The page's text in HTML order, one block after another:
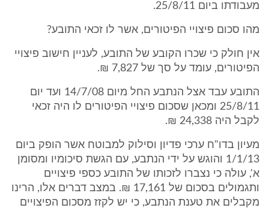
מעבודתו ביום 25/8/11.
מהו סכום פיצויי הפיטורים, אשר לו זכאי התובע?
אין חולק כי שכרו הקובע של התובע, לעניין חישוב פיצויי
הפיטורים, עומד על סך של 7,827 ₪.
התובע עבד אצל הנתבע החל מיום 14/7/08 ועד יום
25/8/11 ומכאן שסכום פיצויי הפיטורים לו היה זכאי
לקבל היה 24,338 ₪.
מעיון בדו"ח ערכי פדיון וסילוק למבוטח אשר הופק ביום
1/1/13 והוגש על ידי הנתבע, עם הגשת סיכומיו ומסומן
א', עולה כי נצברו לזכותו של התובע כספי פיצויים
ותגמולים בסכום של 17,161 ₪. במצב דברים אלו, הרינו
מקבלים את טענת הנתבע, כי יש לקזז מסכום הפיצויים